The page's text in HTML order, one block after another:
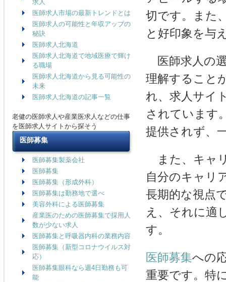
求人
医師求人市場の最新トレンドとは
医師求人の可能性と年収アップの
秘訣
医師求人北海道
医師求人北海道で地域医療で輝け
る職場
医師求人北海道から見る可能性の
未来
医師求人北海道の記事一覧
老健の医師求人や産業医求人などの仕事
を医師求人サイトから探そう
医師募集
医師募集製薬会社
医師募集
医師募集（形成外科）
医師募集は勤務地で選べ
美容外科による医師募集
産業医のための医師募集で採用人
数が少ない求人
医師募集と呼吸器内科の業務内容
医師募集（新型コロナウイルス対
応）
医師募集眼科なら週4日勤務も可
能
切です。また
と好印象を与
医師求人の
理解すること
れ、求人サイ
されています
提供されず、
また、キャ
自分のキャリ
長期的な視点
え、それに適
す。
医師募集への
重要です。特